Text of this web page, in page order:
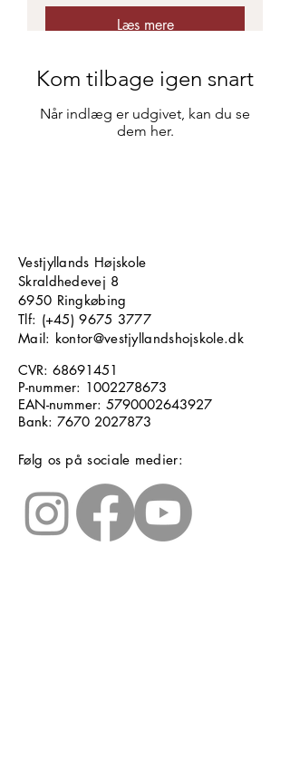
Læs mere
Kom tilbage igen snart
Når indlæg er udgivet, kan du se
dem her.
Vestjyllands Højskole
Skraldhedevej 8
6950 Ringkøbing
​​​Tlf: (+45)9675 3777
Mail: kontor@vestjyllandshojskole.dk
CVR: 68691451
P-nummer: 1002278673
EAN-nummer: 5790002643927
Bank: 7670 2027873
Følg os på sociale medier: